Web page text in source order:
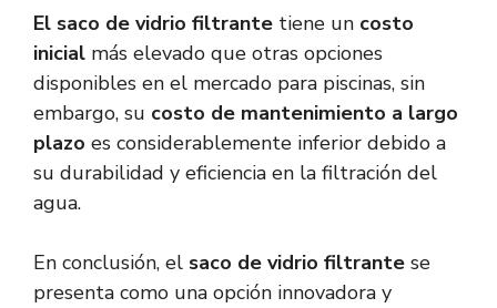
El saco de vidrio filtrante tiene un costo
inicial más elevado que otras opciones
disponibles en el mercado para piscinas, sin
embargo, su costo de mantenimiento a largo
plazo es considerablemente inferior debido a
su durabilidad y eficiencia en la filtración del
agua.
En conclusión, el saco de vidrio filtrante se
presenta como una opción innovadora y